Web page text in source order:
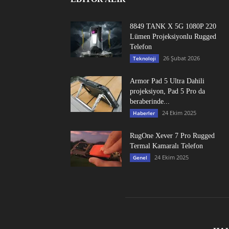
8849 TANK X 5G 1080P 220
Lümen Projeksiyonlu Rugged
Telefon
Teknoloji 26 Şubat 2026
Armor Pad 5 Ultra Dahili
projeksiyon, Pad 5 Pro da
beraberinde...
Haberler 24 Ekim 2025
RugOne Xever 7 Pro Rugged
Termal Kamaralı Telefon
Genel 24 Ekim 2025